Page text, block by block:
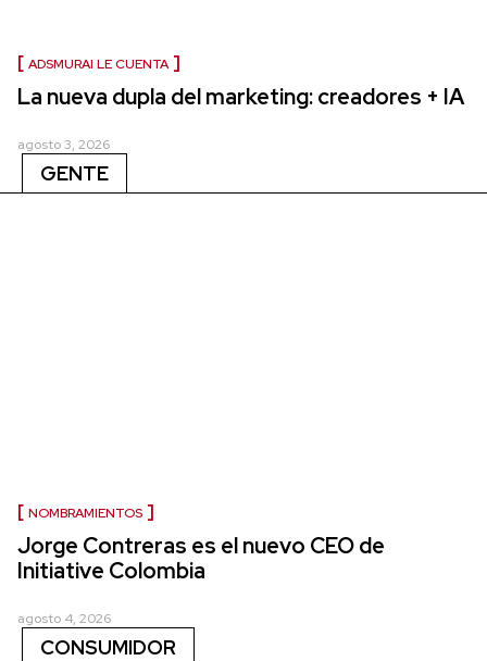
ADSMURAI LE CUENTA
La nueva dupla del marketing: creadores + IA
agosto 3, 2026
GENTE
NOMBRAMIENTOS
Jorge Contreras es el nuevo CEO de
Initiative Colombia
agosto 4, 2026
CONSUMIDOR